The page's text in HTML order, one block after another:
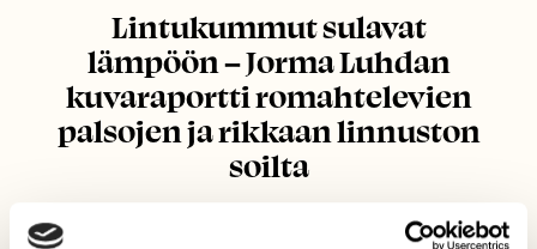
Lintukummut sulavat
lämpöön – Jorma Luhdan
kuvaraportti romahtelevien
palsojen ja rikkaan linnuston
soilta